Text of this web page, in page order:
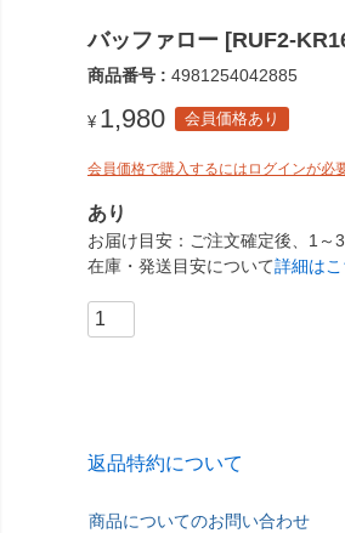
バッファロー [RUF2-
商品番号 4981254042885
¥ 1,980 会員価格あり
会員価格で購入するにはログインが必
あり
お届け目安
ご注文確定後、1～
在庫・発送目安について詳細はこ
返品特約について
商品についてのお問い合わせ